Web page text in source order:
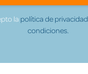
la política de privacidad
condiciones.